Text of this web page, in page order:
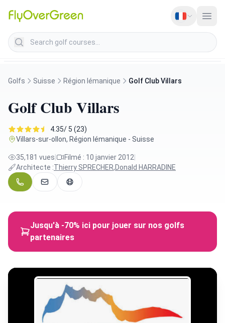
Search golf courses
Golfs Suisse Région lémanique Golf Club Villars
Golf Club Villars
4.35/ 5 (23)
Villars-sur-ollon, Région lémanique - Suisse
35,181 vues Filmé : 10 janvier 2012
Architecte :Thierry SPRECHER,Donald HARRADINE
Jusqu'à -70% ici pour jouer sur nos golfs
partenaires